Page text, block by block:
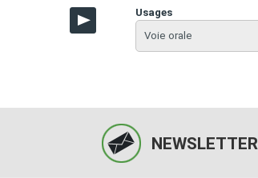
Usages
Voie orale
NEWSLETTER